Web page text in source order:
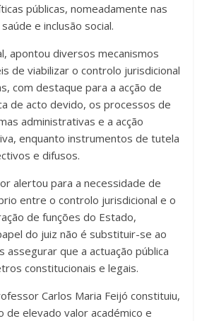
públicas, nomeadamente nas
e inclusão social.
apontou diversos mecanismos
de viabilizar o controlo jurisdicional
com destaque para a acção de
de acto devido, os processos de
administrativas e a acção
enquanto instrumentos de tutela
e difusos.
alertou para a necessidade de
entre o controlo jurisdicional e o
de funções do Estado,
do juiz não é substituir-se ao
assegurar que a actuação pública
constitucionais e legais.
Carlos Maria Feijó constituiu,
de elevado valor académico e